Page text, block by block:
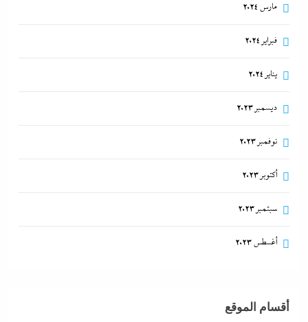
مارس 2024
فبراير 2024
يناير 2024
ديسمبر 2023
نوفمبر 2023
أكتوبر 2023
سبتمبر 2023
أغسطس 2023
أقسام الموقع